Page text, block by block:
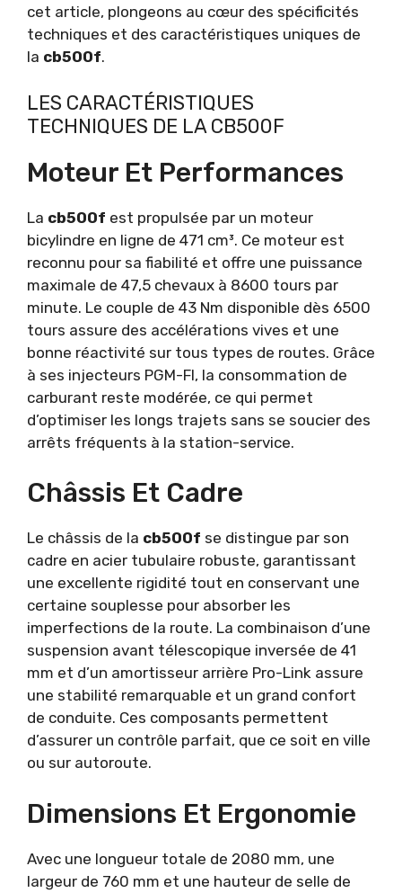
cet article, plongeons au cœur des spécificités
techniques et des caractéristiques uniques de
la cb500f.
LES CARACTÉRISTIQUES
TECHNIQUES DE LA CB500F
Moteur Et Performances
La cb500f est propulsée par un moteur
bicylindre en ligne de 471 cm³. Ce moteur est
reconnu pour sa fiabilité et offre une puissance
maximale de 47,5 chevaux à 8600 tours par
minute. Le couple de 43 Nm disponible dès 6500
tours assure des accélérations vives et une
bonne réactivité sur tous types de routes. Grâce
à ses injecteurs PGM-FI, la consommation de
carburant reste modérée, ce qui permet
d’optimiser les longs trajets sans se soucier des
arrêts fréquents à la station-service.
Châssis Et Cadre
Le châssis de la cb500f se distingue par son
cadre en acier tubulaire robuste, garantissant
une excellente rigidité tout en conservant une
certaine souplesse pour absorber les
imperfections de la route. La combinaison d’une
suspension avant télescopique inversée de 41
mm et d’un amortisseur arrière Pro-Link assure
une stabilité remarquable et un grand confort
de conduite. Ces composants permettent
d’assurer un contrôle parfait, que ce soit en ville
ou sur autoroute.
Dimensions Et Ergonomie
Avec une longueur totale de 2080 mm, une
largeur de 760 mm et une hauteur de selle de